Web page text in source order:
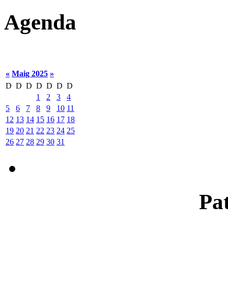
Agenda
« Maig 2025 »
D D D D D D D
1
2 3
4
5
6 7 8 9 10 11
12 13 14 15 16 17 18
19 20 21 22 23 24 25
26 27 28 29 30 31